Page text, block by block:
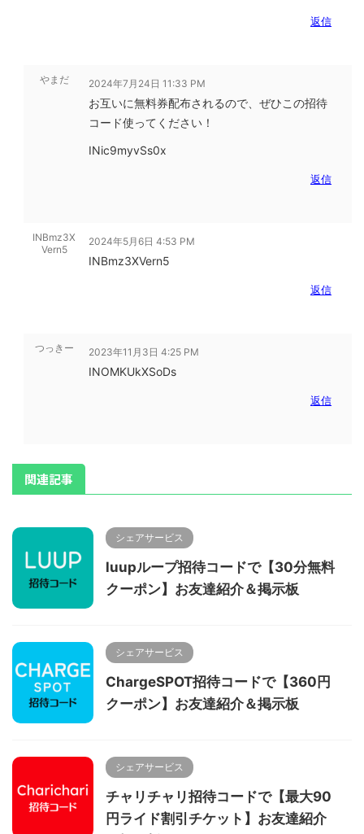
返信
やまだ 2024年7月24日 11:33 PM
お互いに無料券配布されるので、ぜひこの招待
コード使ってください！
INic9myvSs0x
返信
INBmz3X
Vern5
2024年5月6日 4:53 PM
INBmz3XVern5
返信
つっきー 2023年11月3日 4:25 PM
INOMKUkXSoDs
返信
関連記事
シェアサービス
luupループ招待コードで【30分無料
クーポン】お友達紹介＆掲示板
シェアサービス
ChargeSPOT招待コードで【360円
クーポン】お友達紹介＆掲示板
シェアサービス
チャリチャリ招待コードで【最大90
円ライド割引チケット】お友達紹介